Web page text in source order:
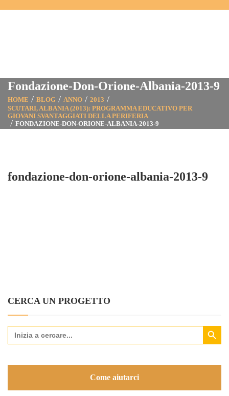
Fondazione-Don-Orione-Albania-2013-9
HOME BLOG ANNO
2013
SCUTARI, ALBANIA (2013): PROGRAMMA EDUCATIVO PER
GIOVANI SVANTAGGIATI DELLA PERIFERIA
FONDAZIONE-DON-ORIONE-ALBANIA-2013-9
fondazione-don-orione-albania-2013-9
CERCA UN PROGETTO
Search
for:
Search Button
Come aiutarci